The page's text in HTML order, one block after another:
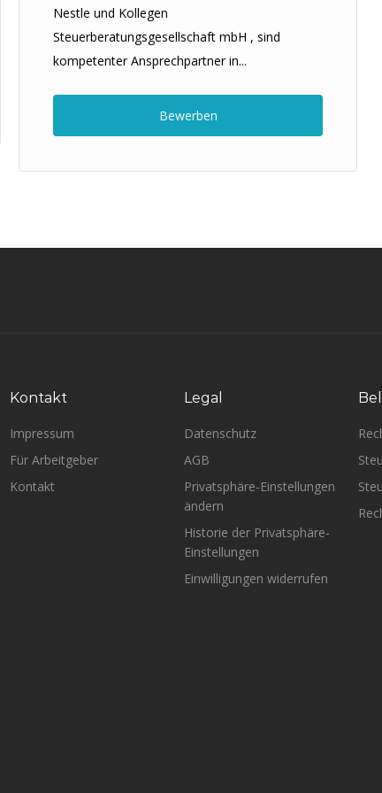
Nestle und Kollegen
Steuerberatungsgesellschaft mbH , sind
kompetenter Ansprechpartner in...
Bewerben
Kontakt
Impressum
Für Arbeitgeber
Kontakt
Legal
Datenschutz
AGB
Privatsphäre-Einstellungen
ändern
Historie der Privatsphäre-
Einstellungen
Einwilligungen widerrufen